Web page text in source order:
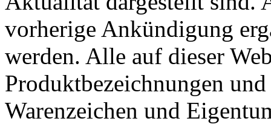
vorherige Ankündigung
werden. Alle auf dieser
Produktbezeichnungen
Warenzeichen und